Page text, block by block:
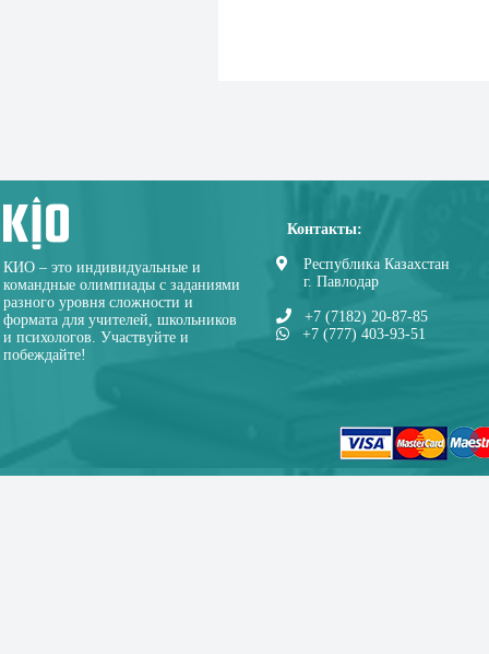
КИО – это индивидуальные и
командные олимпиады с заданиями
разного уровня сложности и
формата для учителей, школьников
и психологов. Участвуйте и
побеждайте!
Контакты:
Республика Казахстан
г. Павлодар
+7 (7182) 20-87-85
+7 (777) 403-93-51